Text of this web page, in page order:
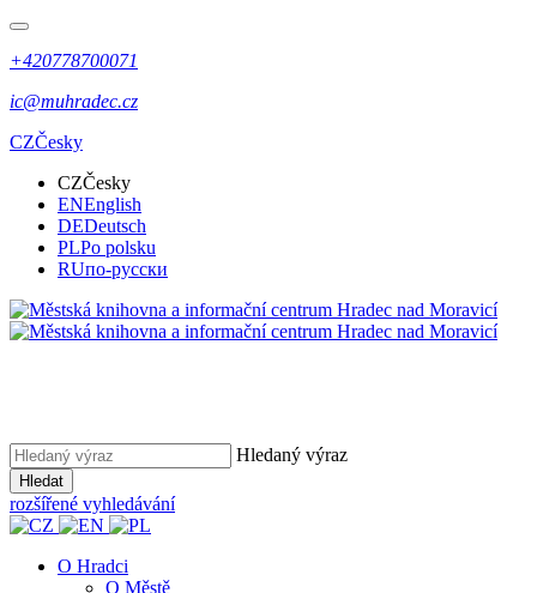
+420778700071
ic@muhradec.cz
CZČesky
CZČesky
ENEnglish
DEDeutsch
PLPo polsku
RUпо-русски
Hledaný výraz
Hledat
rozšířené vyhledávání
O Hradci
O Městě